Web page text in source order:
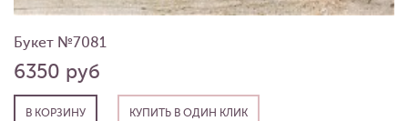
Букет №7081
6350 руб
В КОРЗИНУ КУПИТЬ В ОДИН КЛИК